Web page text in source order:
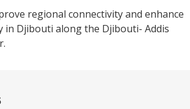
regional connectivity and enhance
in Djibouti along the Djibouti- Addis